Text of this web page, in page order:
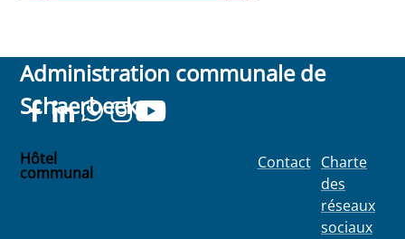
Administration communale de
Schaerbeek
Hôtel
communal
Contact Charte
des
réseaux
sociaux